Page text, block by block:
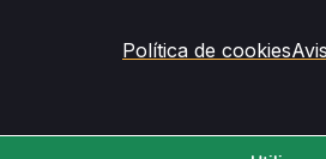
Política de cookies